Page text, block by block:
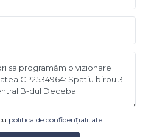
politica de confidențialitate